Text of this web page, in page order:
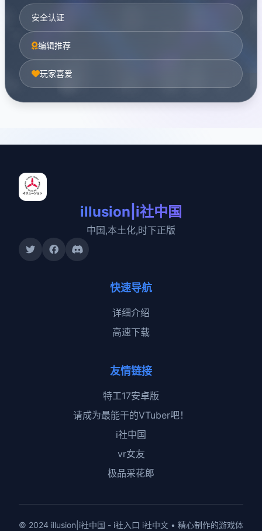
安全认证
编辑推荐
玩家喜爱
illusion|i社中国
中国,本土化,时下正版
快速导航
详细介绍
高速下载
友情链接
特工17安卓版
请成为最能干的VTuber吧！
i社中国
vr女友
极品采花郎
© 2024 illusion|i社中国 - i社入口 i社中文 • 精心制作的游戏体